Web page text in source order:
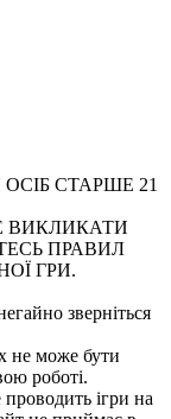
СТАРШЕ 21
ВИКЛИКАТИ
ПРАВИЛ
ГРИ.
зверніться
не може бути
роботі.
ігри на